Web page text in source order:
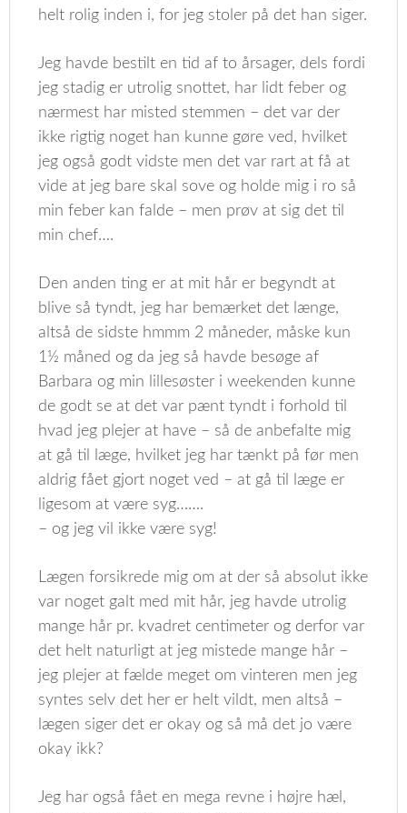
helt rolig inden i, for jeg stoler på det han siger.
Jeg havde bestilt en tid af to årsager, dels fordi
jeg stadig er utrolig snottet, har lidt feber og
nærmest har misted stemmen – det var der
ikke rigtig noget han kunne gøre ved, hvilket
jeg også godt vidste men det var rart at få at
vide at jeg bare skal sove og holde mig i ro så
min feber kan falde – men prøv at sig det til
min chef….
Den anden ting er at mit hår er begyndt at
blive så tyndt, jeg har bemærket det længe,
altså de sidste hmmm 2 måneder, måske kun
1½ måned og da jeg så havde besøge af
Barbara og min lillesøster i weekenden kunne
de godt se at det var pænt tyndt i forhold til
hvad jeg plejer at have – så de anbefalte mig
at gå til læge, hvilket jeg har tænkt på før men
aldrig fået gjort noget ved – at gå til læge er
ligesom at være syg…….
– og jeg vil ikke være syg!
Lægen forsikrede mig om at der så absolut ikke
var noget galt med mit hår, jeg havde utrolig
mange hår pr. kvadret centimeter og derfor var
det helt naturligt at jeg mistede mange hår –
jeg plejer at fælde meget om vinteren men jeg
syntes selv det her er helt vildt, men altså –
lægen siger det er okay og så må det jo være
okay ikk?
Jeg har også fået en mega revne i højre hæl,